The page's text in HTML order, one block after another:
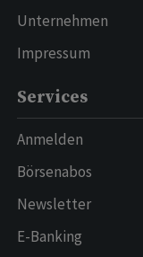
Unternehmen
Impressum
Services
Anmelden
Börsenabos
Newsletter
E-Banking